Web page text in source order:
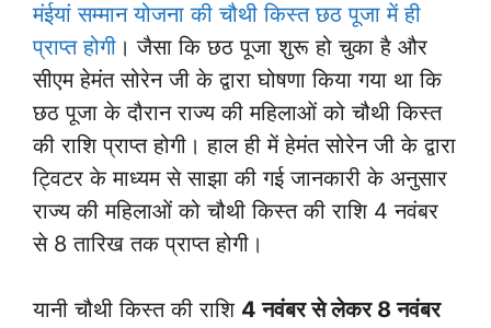
मंईयां सम्मान योजना की चौथी किस्त छठ पूजा में ही
प्राप्त होगी । जैसा कि छठ पूजा शुरू हो चुका है और
सीएम हेमंत सोरेन जी के द्वारा घोषणा किया गया था कि
छठ पूजा के दौरान राज्य की महिलाओं को चौथी किस्त
की राशि प्राप्त होगी। हाल ही में हेमंत सोरेन जी के द्वारा
ट्विटर के माध्यम से साझा की गई जानकारी के अनुसार
राज्य की महिलाओं को चौथी किस्त की राशि 4 नवंबर
से 8 तारिख तक प्राप्त होगी।
यानी चौथी किस्त की राशि 4 नवंबर से लेकर 8 नवंबर